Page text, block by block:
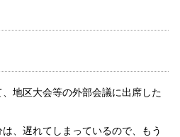
地区大会等の外部会議に出席した
、遅れてしまっているので、もう